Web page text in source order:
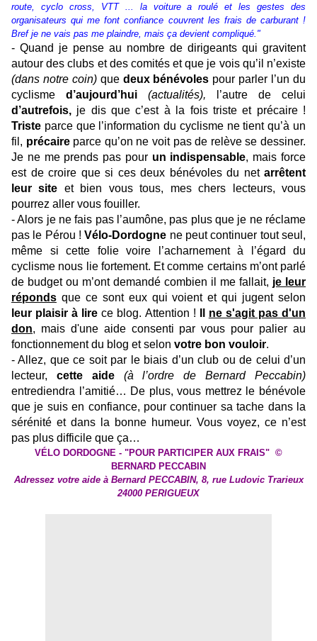
route, cyclo cross, VTT ... la voiture a roulé et les gestes des
organisateurs qui me font confiance couvrent les frais de carburant !
Bref je ne vais pas me plaindre, mais ça devient compliqué. "
- Quand je pense au nombre de dirigeants qui gravitent
autour des clubs et des comités et que je vois qu’il n’existe
(dans notre coin)que deux bénévoles pour parler l’un du
cyclisme d’aujourd’hui (actualités), l’autre de celui
d’autrefois, je dis que c’est à la fois triste et précaire !
Triste parce que l’information du cyclisme ne tient qu’à un
fil, précaireparce qu’on ne voit pas de relève se dessiner.
Je ne me prends pas pour un indispensable, mais force
est de croire que si ces deux bénévoles du net arrêtent
leur site et bien vous tous, mes chers lecteurs, vous
pourrez aller vous fouiller.
- Alors je ne fais pas l’aumône, pas plus que je ne réclame
pas le Pérou !Vélo-Dordogne ne peut continuer tout seul,
même si cette folie voire l’acharnement à l’égard du
cyclisme nous lie fortement. Et comme certains m’ont parlé
de budget ou m’ont demandé combien il me fallait, je leur
réponds que ce sont eux qui voient et qui jugent selon
leur plaisir à lire ce blog. Attention !
ne s'agit pas d'un
don, mais d'une aide consenti par vous pour palier au
fonctionnement du blog et selon votre bon vouloir.
- Allez, que ce soit par le biais d’un club ou de celui d’un
lecteur, cette aide (à l’ordre de Bernard Peccabin)
entrediendra l’amitié… De plus, vous mettrez le bénévole
que je suis en confiance, pour continuer sa tache dans la
sérénité et dans la bonne humeur. Vous voyez, ce n’est
pas plus difficile que ça…
VÉLO DORDOGNE - "POUR PARTICIPER AUX FRAIS" ©
BERNARD PECCABIN
Adressez votre aide à Bernard PECCABIN, 8, rue Ludovic Trarieux
24000 PERIGUEUX